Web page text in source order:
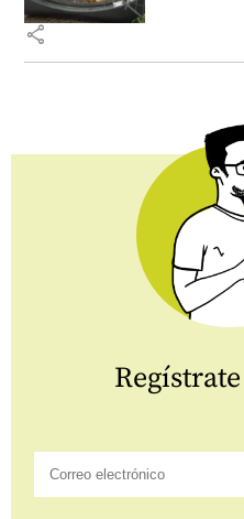
share
Regístrate